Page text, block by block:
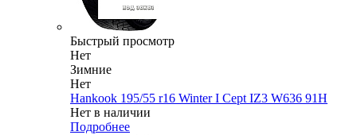
Быстрый просмотр
Нет
Зимние
Нет
Hankook 195/55 r16 Winter I Cept IZ3 W636 91H
Нет в наличии
Подробнее